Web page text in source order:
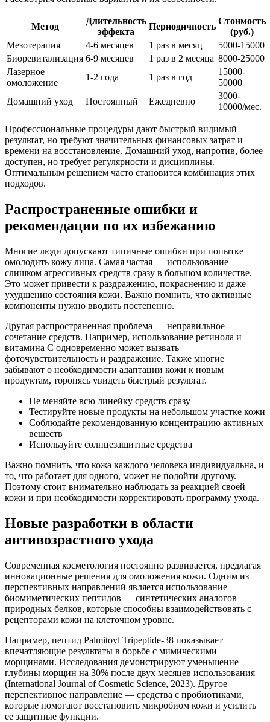
Метод
Длительность
эффекта
Периодичность
Стоимость
(руб.)
Мезотерапия
4-6 месяцев 1 раз в месяц
5000-15000
Биоревитализация 6-9 месяцев 1 раз в 2 месяца 8000-25000
Лазерное
омоложение
1-2 года 1 раз в год
15000-
50000
Домашний уход
Постоянный Ежедневно
3000-
10000/мес.
Профессиональные процедуры дают быстрый видимый
результат, но требуют значительных финансовых затрат и
времени на восстановление. Домашний уход, напротив, более
доступен, но требует регулярности и дисциплины.
Оптимальным решением часто становится комбинация этих
подходов.
Распространенные ошибки и
рекомендации по их избежанию
Многие люди допускают типичные ошибки при попытке
омолодить кожу лица. Самая частая — использование
слишком агрессивных средств сразу в большом количестве.
Это может привести к раздражению, покраснению и даже
ухудшению состояния кожи. Важно помнить, что активные
компоненты нужно вводить постепенно.
Другая распространенная проблема — неправильное
сочетание средств. Например, использование ретинола и
витамина С одновременно может вызвать
фоточувствительность и раздражение. Также многие
забывают о необходимости адаптации кожи к новым
продуктам, торопясь увидеть быстрый результат.
Не меняйте всю линейку средств сразу
Тестируйте новые продукты на небольшом участке кожи
Соблюдайте рекомендованную концентрацию активных
веществ
Используйте солнцезащитные средства
Важно помнить, что кожа каждого человека индивидуальна, и
то, что работает для одного, может не подойти другому.
Поэтому стоит внимательно наблюдать за реакцией своей
кожи и при необходимости корректировать программу ухода.
Новые разработки в области
антивозрастного ухода
Современная косметология постоянно развивается, предлагая
инновационные решения для омоложения кожи. Одним из
перспективных направлений является использование
биомиметических пептидов — синтетических аналогов
природных белков, которые способны взаимодействовать с
рецепторами кожи на клеточном уровне.
Например, пептид Palmitoyl Tripeptide-38 показывает
впечатляющие результаты в борьбе с мимическими
морщинами. Исследования демонстрируют уменьшение
глубины морщин на 30% после двух месяцев использования
(International Journal of Cosmetic Science, 2023). Другое
перспективное направление — средства с пробиотиками,
которые помогают восстановить микробиом кожи и усилить
ее защитные функции.